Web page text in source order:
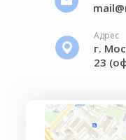
Адрес
г.
23